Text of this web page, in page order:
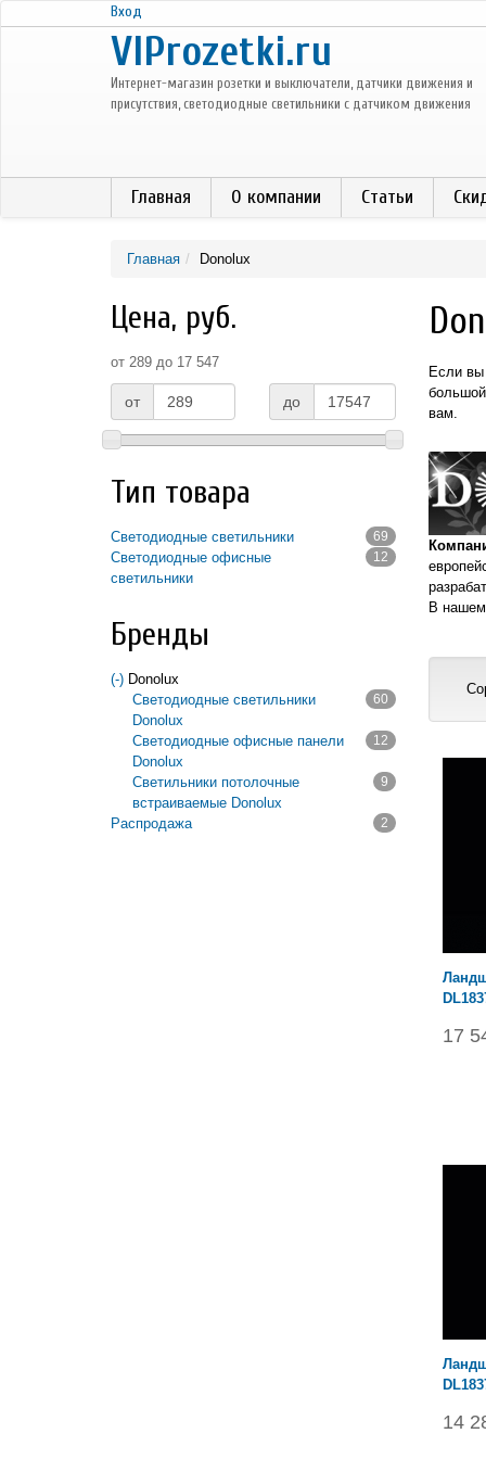
Перейти к основному содержанию
Вход
VIProzetki.ru
Интернет-магазин розетки и выключатели, датчики движения и
присутствия, светодиодные светильники с датчиком движения
Главная О компании Статьи
Главная Donolux
Цена, руб.
от 289 до 17 547
от до
Тип товара
Светодиодные светильники 69
Apply Светодиодные светильники filter
Светодиодные офисные
светильники
12
filter
Бренды
(-) Remove Donolux filter
Donolux
Светодиодные светильники
Donolux
60
Apply Светодиодные светильники Donolux
filter
Светодиодные офисные панели
Donolux
12
Apply Светодиодные офисные панели
Donolux filter
Светильники потолочные
встраиваемые Donolux
9
Apply Светильники потолочные
Распродажа 2
Если вы
вам.
В нашем
17
14